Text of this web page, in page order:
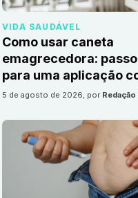
VIDA SAUDÁVEL
Como usar caneta
emagrecedora:
para uma aplicação
5 de agosto de 2026, por Redação